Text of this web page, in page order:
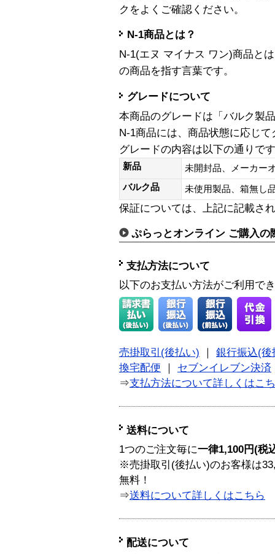
クをよくご確認ください。
N-1商品とは？
N-1(エヌ マイナス ワン)商品と
の商品を指す言葉です。
グレードについて
本商品のグレードは「バルク製
N-1商品には、商品状態に応じ
グレードの内容は以下の通りで
新品
未開封品、メーカー
バルク品
未使用製品、箱無
保証については、上記に記載さ
ぷらっとオンライン ご購入の
支払方法について
以下のお支払い方法がご利用で
売掛取引(後払い)
銀行振込(後
換宅配便
セブンイレブン決済
⇒支払方法について詳しくはこ
送料について
1つのご注文毎に一律1,100円(税
※売掛取引(後払い)のお客様は
無料！
⇒送料について詳しくはこちら
配送について